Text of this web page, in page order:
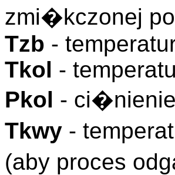
zmi�kczonej
Tzb -
Tkol -
Pkol -
Tkwy -
(aby proces